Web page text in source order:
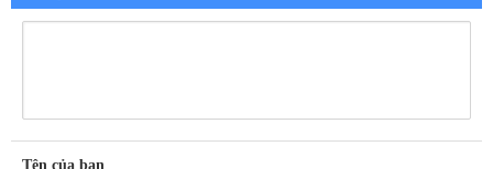
Tên của bạn